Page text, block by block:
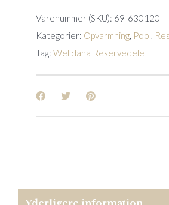
Varenummer (SKU): 69-630120
Kategorier: Opvarmning Pool
Tag: Welldana Reservedele
Yderligere information